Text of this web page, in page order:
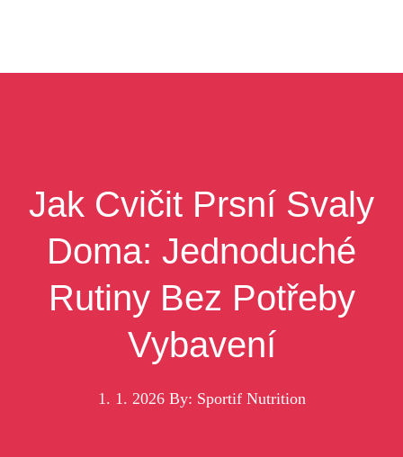
Jak Cvičit Prsní Svaly
Doma: Jednoduché
Rutiny Bez Potřeby
Vybavení
1. 1. 2026 By: Sportif Nutrition